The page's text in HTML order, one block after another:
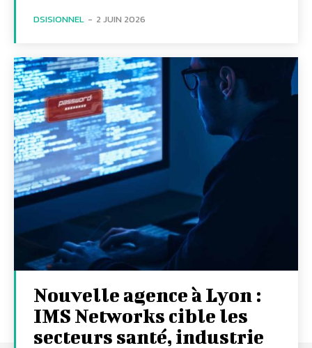
DSISIONNEL - 2 JUIN 2026
Nouvelle agence à Lyon :
IMS Networks cible les
secteurs santé, industrie